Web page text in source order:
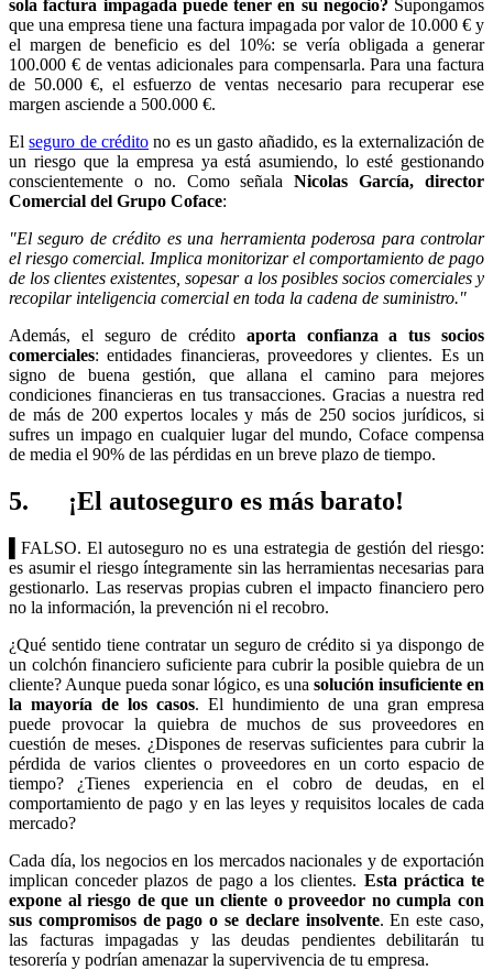
sola factura impagada puede tener en su negocio? Supongamos
que una empresa tiene una factura impagada por valor de 10.000 € y
el margen de beneficio es del 10%: se vería obligada a generar
100.000 € de ventas adicionales para compensarla. Para una factura
de 50.000 €, el esfuerzo de ventas necesario para recuperar ese
margen asciende a 500.000 €.
Elseguro de crédito no es un gasto añadido, es la externalización de
un riesgo que la empresa ya está asumiendo, lo esté gestionando
conscientemente o no. Como señalaNicolas García, director
Comercial del Grupo Coface:
"El seguro de crédito es una herramienta poderosa para controlar
el riesgo comercial. Implica monitorizar el comportamiento de pago
de los clientes existentes, sopesar a los posibles socios comerciales y
recopilar inteligencia comercial en toda la cadena de suministro."
Además, el seguro de crédito aporta confianza a tus socios
comerciales: entidades financieras, proveedores y clientes. Es un
signo de buena gestión, que allana el camino para mejores
condiciones financieras en tus transacciones. Gracias a nuestra red
de más de 200 expertos locales y más de 250 socios jurídicos, si
sufres un impago en cualquier lugar del mundo, Coface compensa
de media el 90% de las pérdidas en un breve plazo de tiempo.
5. ¡El autoseguro es más barato!
FALSO. El autoseguro no es una estrategia de gestión del riesgo:
es asumir el riesgo íntegramente sin las herramientas necesarias para
gestionarlo. Las reservas propias cubren el impacto financiero pero
no la información, la prevención ni el recobro.
¿Qué sentido tiene contratar un seguro de crédito si ya dispongo de
un colchón financiero suficiente para cubrir la posible quiebra de un
cliente? Aunque pueda sonar lógico, es una solución insuficiente en
la mayoría de los casos. El hundimiento de una gran empresa
puede provocar la quiebra de muchos de sus proveedores en
cuestión de meses. ¿Dispones de reservas suficientes para cubrir la
pérdida de varios clientes o proveedores en un corto espacio de
tiempo? ¿Tienes experiencia en el cobro de deudas, en el
comportamiento de pago y en las leyes y requisitos locales de cada
mercado?
Cada día, los negocios en los mercados nacionales y de exportación
implican conceder plazos de pago a los clientes. Esta práctica te
expone al riesgo de que un cliente o proveedor no cumpla con
sus compromisos de pago o se declare insolvente. En este caso,
las facturas impagadas y las deudas pendientes debilitarán tu
tesorería y podrían amenazar la supervivencia de tu empresa.